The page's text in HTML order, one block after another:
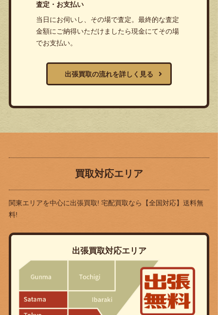
査定・お支払い
当日にお伺いし、その場で査定。最終的な査定
金額にご納得いただけましたら現金にてその場
でお支払い。
出張買取の流れを詳しく見る
買取対応エリア
関東エリアを中心に出張買取! 宅配買取なら
【全国対応】送料無
料!
出張買取対応エリア